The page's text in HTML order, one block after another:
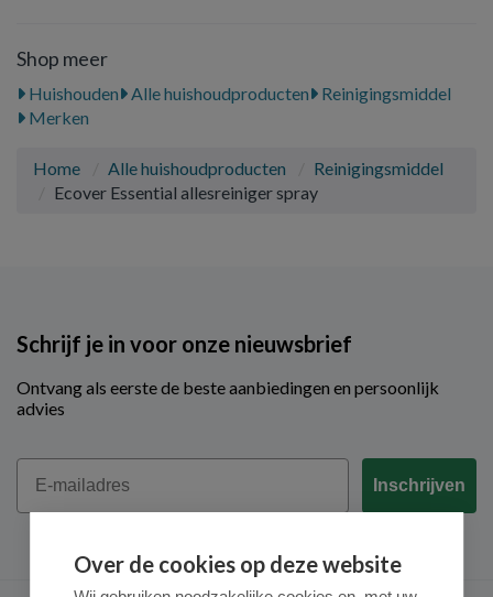
Shop meer
Huishouden Alle huishoudproducten
Reinigingsmiddel
Merken
Home Alle huishoudproducten
Reinigingsmiddel
Ecover Essential allesreiniger spray
Schrijf je in voor onze nieuwsbrief
Ontvang als eerste de beste aanbiedingen en persoonlijk
advies
Email
Inschrijven
Over de cookies op deze website